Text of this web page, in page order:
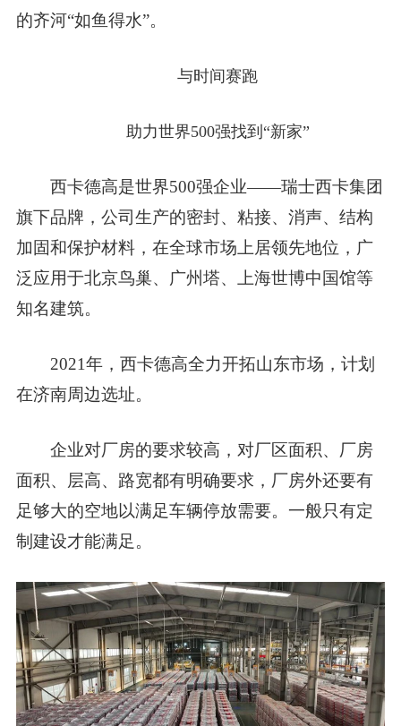
的齐河“如鱼得水”。
与时间赛跑
助力世界500强找到“新家”
西卡德高是世界500强企业——瑞士西卡集团
旗下品牌，公司生产的密封、粘接、消声、结构
加固和保护材料，在全球市场上居领先地位，广
泛应用于北京鸟巢、广州塔、上海世博中国馆等
知名建筑。
2021年，西卡德高全力开拓山东市场，计划
在济南周边选址。
企业对厂房的要求较高，对厂区面积、厂房
面积、层高、路宽都有明确要求，厂房外还要有
足够大的空地以满足车辆停放需要。一般只有定
制建设才能满足。